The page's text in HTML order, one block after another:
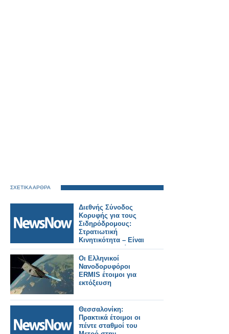
ΣΧΕΤΙΚΑ ΑΡΘΡΑ
Διεθνής Σύνοδος
Κορυφής για τους
Σιδηρόδρομους:
Στρατιωτική
Κινητικότητα – Είναι
οι Ευρωπαϊκοί
Σιδηρόδρομοι έτοιμοι;
Οι Ελληνικοί
Νανοδορυφόροι
ERMIS έτοιμοι για
εκτόξευση
Θεσσαλονίκη:
Πρακτικά έτοιμοι οι
πέντε σταθμοί του